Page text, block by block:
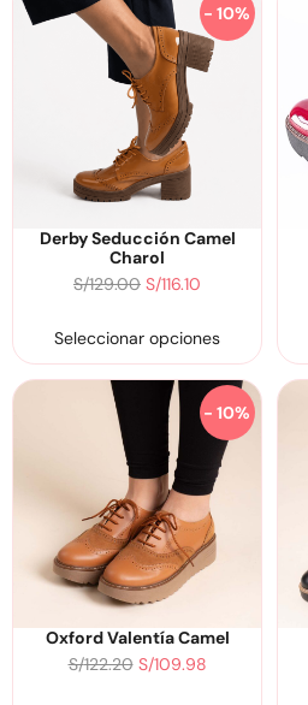
- 10%
Derby Seducción Camel
Charol
S/129.00 S/116.10
Seleccionar opciones
- 10%
Oxford Valentía Camel
S/122.20 S/109.98